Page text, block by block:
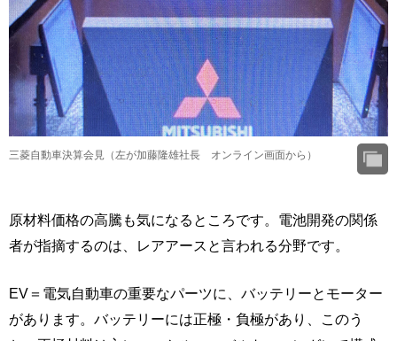
三菱自動車決算会見（左が加藤隆雄社長 オンライン画面から）
原材料価格の高騰も気になるところです。電池開発の関係
者が指摘するのは、レアアースと言われる分野です。
EV＝電気自動車の重要なパーツに、バッテリーとモーター
があります。バッテリーには正極・負極があり、このう